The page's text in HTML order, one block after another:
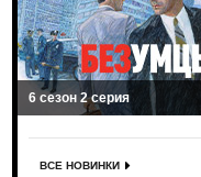
6 сезон 2 серия
ВСЕ НОВИНКИ